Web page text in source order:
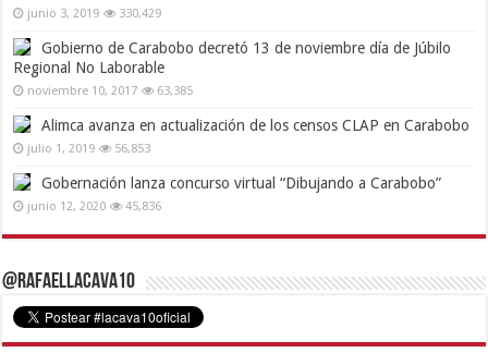
junio 3, 2019 330,429
Gobierno de Carabobo decretó 13 de noviembre día de Júbilo
Regional No Laborable
noviembre 10, 2017 63,385
Alimca avanza en actualización de los censos CLAP en Carabobo
julio 1, 2019 56,853
Gobernación lanza concurso virtual “Dibujando a Carabobo”
junio 12, 2020 45,836
@RafaelLacava10